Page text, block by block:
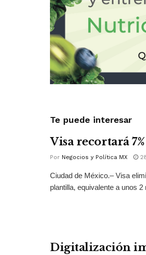
Te puede interesar
Visa recortará
Por Negocios y Política MX
Ciudad de México.– Visa
plantilla, equivalente a unos 2
Digitalización